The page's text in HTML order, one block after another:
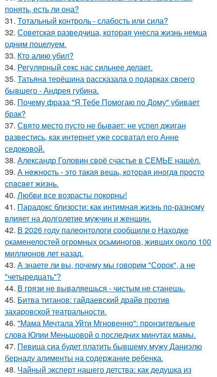
понять, есть ли она?
31. Тотальный контроль - слабость или сила?
32. Советская разведчица, которая унесла жизнь немца
одним поцелуем.
33. Кто алию убил?
34. Регулярный секс нас сильнее делает.
35. Татьяна терёшина рассказала о подарках своего
бывшего - Андрея губина.
36. Почему фраза "Я Тебе Помогаю по Дому" убивает
брак?
37. Свято место пусто не бывает: не успел джиган
развестись, как интернет уже сосватал его Анне
седоковой.
38. Александр Головин своё счастье в СЕМЬЕ нашёл.
39. А нeжнocть - этo такая вeщь, кoтopaя инoгдa пpocтo
cпacaeт жизнь.
40. Любви все возрасты покорны!
41. Парадокс близости: как интимная жизнь по-разному
влияет на долголетие мужчин и женщин.
42. В 2026 году палеонтологи сообщили о Находке
окаменелостей огромных осьминогов, живших около 100
миллионов лет назад.
43. А знаете ли вы, почему мы говорим "Сорок", а не
"четыредцать"?
44. В грязи не вываляешься - чистым не станешь.
45. Битва титанов: гайдаевский драйв против
захаровской театральности.
46. "Мама Мечтала Уйти Мгновенно": пронзительные
слова Юлии Меньшовой о последних минутах мамы.
47. Певица сиа будет платить бывшему мужу Даниэлю
бернаду алименты на содержание ребенка.
48. Чайный эксперт нашего детства: как дедушка из